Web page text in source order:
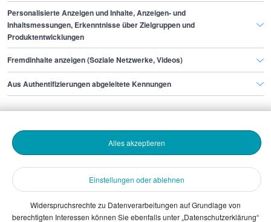
Finde den Job,
der zu dir passt.
Bewerbende
The Stepstone Group GmbH © 2026
Personalisierte Anzeigen und Inhalte, Anzeigen- und
Inhaltsmessungen, Erkenntnisse über Zielgruppen und
Produktentwicklungen
Fremdinhalte anzeigen (Soziale Netzwerke, Videos)
Aus Authentifizierungen abgeleitete Kennungen
Einstellungen oder ablehnen
Alles akzeptieren
Widerspruchsrechte zu Datenverarbeitungen auf Grundlage von
berechtigten Interessen können Sie ebenfalls unter „Datenschutzerklärung“